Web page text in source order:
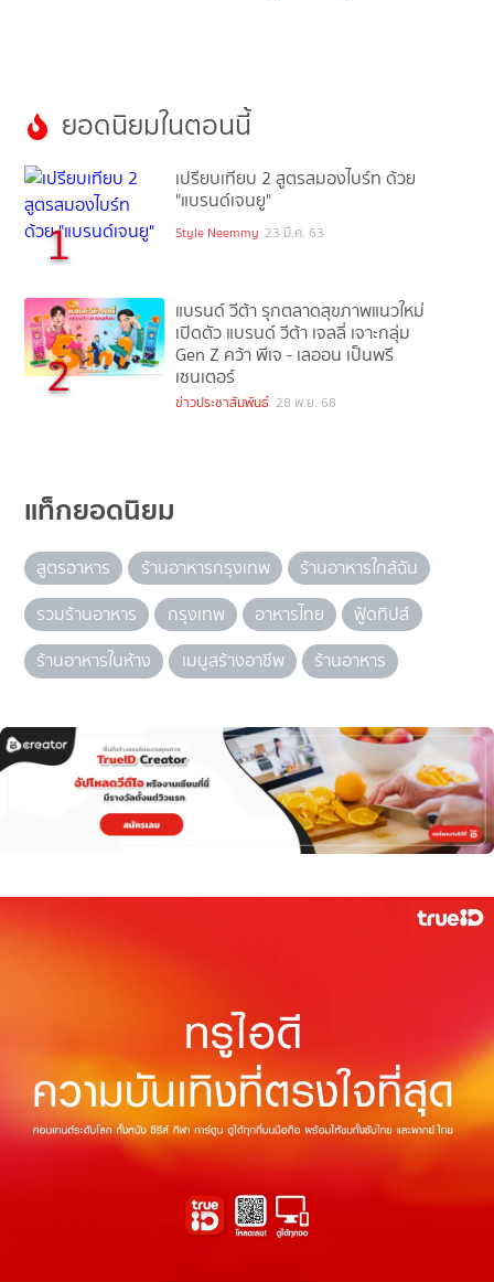
ยอดนิยมในตอนนี้
1
เปรียบเทียบ 2 สูตรสมองไบร์ท ด้วย
"แบรนด์เจนยู"
Style Neemmy 23 มี.ค. 63
2
แบรนด์ วีต้า รุกตลาดสุขภาพแนวใหม่
เปิดตัว แบรนด์ วีต้า เจลลี่ เจาะกลุ่ม
Gen Z คว้า พีเจ - เลออน เป็นพรี
เซนเตอร์
ข่าวประชาสัมพันธ์ 28 พ.ย. 68
แท็กยอดนิยม
สูตรอาหาร ร้านอาหารกรุงเทพ
ร้านอาหารใกล้ฉัน
รวมร้านอาหาร
กรุงเทพ อาหารไทย
ฟู้ดทิปส์
ร้านอาหารในห้าง
เมนูสร้างอาชีพ ร้านอาหาร